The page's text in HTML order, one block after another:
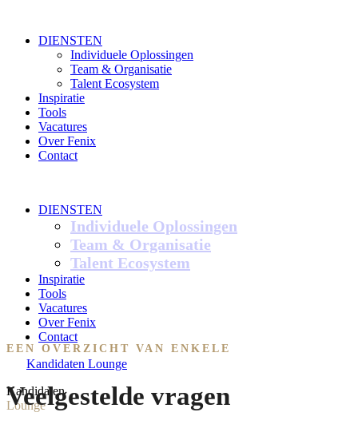
DIENSTEN
Individuele Oplossingen
Team & Organisatie
Talent Ecosystem
Inspiratie
Tools
Vacatures
Over Fenix
Contact
DIENSTEN
Individuele Oplossingen
Team & Organisatie
Talent Ecosystem
Inspiratie
Tools
Vacatures
Over Fenix
Contact
Kandidaten Lounge
Kandidaten
Lounge
EEN OVERZICHT VAN ENKELE
Veelgestelde vragen